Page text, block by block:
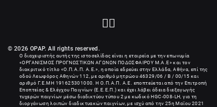
© 2026 OPAP. All rights reserved.
Ο διαχειριστής αυτής της ιστοσελίδας είναι η εταιρεία με την επωνυμία
«ΟΡΓΑΝΙΣΜΟΣ ΠΡΟΓΝΩΣΤΙΚΩΝ ΑΓΩΝΩΝ ΠΟΔΟΣΦΑΙΡΟΥ Μ.Α.Ε» και τον
διακριτικό τίτλο «Ο.Π.Α.Π. Α.Ε.», η οποία εδρεύει στην Ελλάδα, Αθήνα, επί της
οδού Λεωφόρος Αθηνών 112, με αριθμό μητρώου 46329/06 / B / 00/15 και
αριθμό Γ.Ε.ΜΗ 191625301000
. Η Ο.Π.Α.Π. Α.Ε. εποπτεύεται από την Επιτροπή
Εποπτείας & Ελέγχου Παιγνίων (Ε.Ε.Ε.Π.) και έχει λάβει άδεια διεξαγωγής
τυχερών παιγνίων μέσω διαδικτύου τύπου 2 με κωδικό HGC-008-LH, για τη
διοργάνωση λοιπών διαδικτυακών παιγνίων, με ισχύ από την 25η Μαΐου 2021